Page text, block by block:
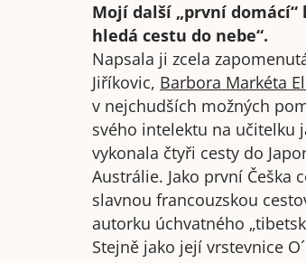
Mojí další „první
hledá cestu do nebe“.
Napsala ji zcela
Jiříkovic, Barbora Markéta
v nejchudších možných
svého intelektu na učitelku
vykonala čtyři cesty do
Austrálie. Jako první Češka
slavnou francouzskou
autorku úchvatného
Stejně jako její vrstevnice